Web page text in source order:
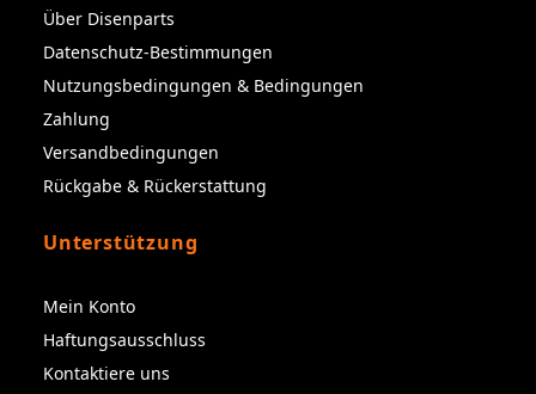
Über Disenparts
Datenschutz-Bestimmungen
Nutzungsbedingungen & Bedingungen
Zahlung
Versandbedingungen
Rückgabe & Rückerstattung
Unterstützung
Mein Konto
Haftungsausschluss
Kontaktiere uns